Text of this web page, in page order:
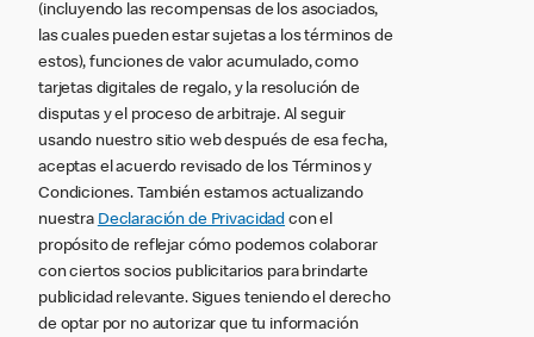
(incluyendo las recompensas de los asociados,
las cuales pueden estar sujetas a los términos de
estos), funciones de valor acumulado, como
tarjetas digitales de regalo, y la resolución de
disputas y el proceso de arbitraje. Al seguir
usando nuestro sitio web después de esa fecha,
aceptas el acuerdo revisado de los Términos y
Condiciones. También estamos actualizando
nuestra Declaración de Privacidad con el
propósito de reflejar cómo podemos colaborar
con ciertos socios publicitarios para brindarte
publicidad relevante. Sigues teniendo el derecho
de optar por no autorizar que tu información